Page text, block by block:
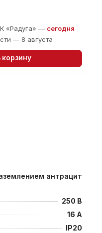
«Радуга» — сегодня
— 8 августа
корзину
антрацит
250 В
16 А
IP20